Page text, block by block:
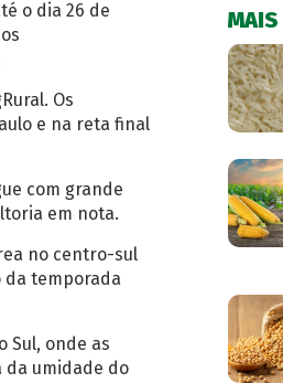
o dia 26 de
Os
e na reta final
com grande
em nota.
no centro-sul
da temporada
Sul, onde as
da umidade do